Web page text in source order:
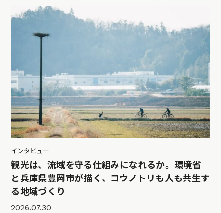
インタビュー
観光は、流域を守る仕組みになれるか。環境省
と兵庫県豊岡市が描く、コウノトリも人も共生す
る地域づくり
2026.07.30